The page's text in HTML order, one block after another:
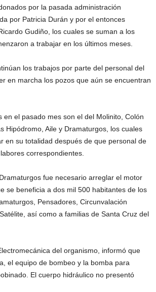
por la pasada administración
por Patricia Durán y por el entonces
Gudiño, los cuales se suman a los
a trabajar en los últimos meses.
los trabajos por parte del personal del
en marcha los pozos que aún se encuentran
en el pasado mes son el del Molinito, Colón
Hipódromo, Aile y Dramaturgos, los cuales
en su totalidad después de que personal de
correspondientes.
fue necesario arreglar el motor
se beneficia a dos mil 500 habitantes de los
Pensadores, Circunvalación
así como a familias de Santa Cruz del
del organismo, informó que
el equipo de bombeo y la bomba para
El cuerpo hidráulico no presentó